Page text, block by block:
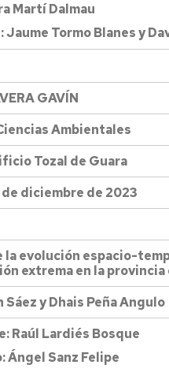
Martí Dalmau
Jaume Tormo Blanes y
GAVÍN
Ambientales
Tozal de Guara
de diciembre de 2023
la evolución espacio-
extrema en la provincia
y Dhais Peña Angulo
Raúl Lardiés Bosque
Ángel Sanz Felipe